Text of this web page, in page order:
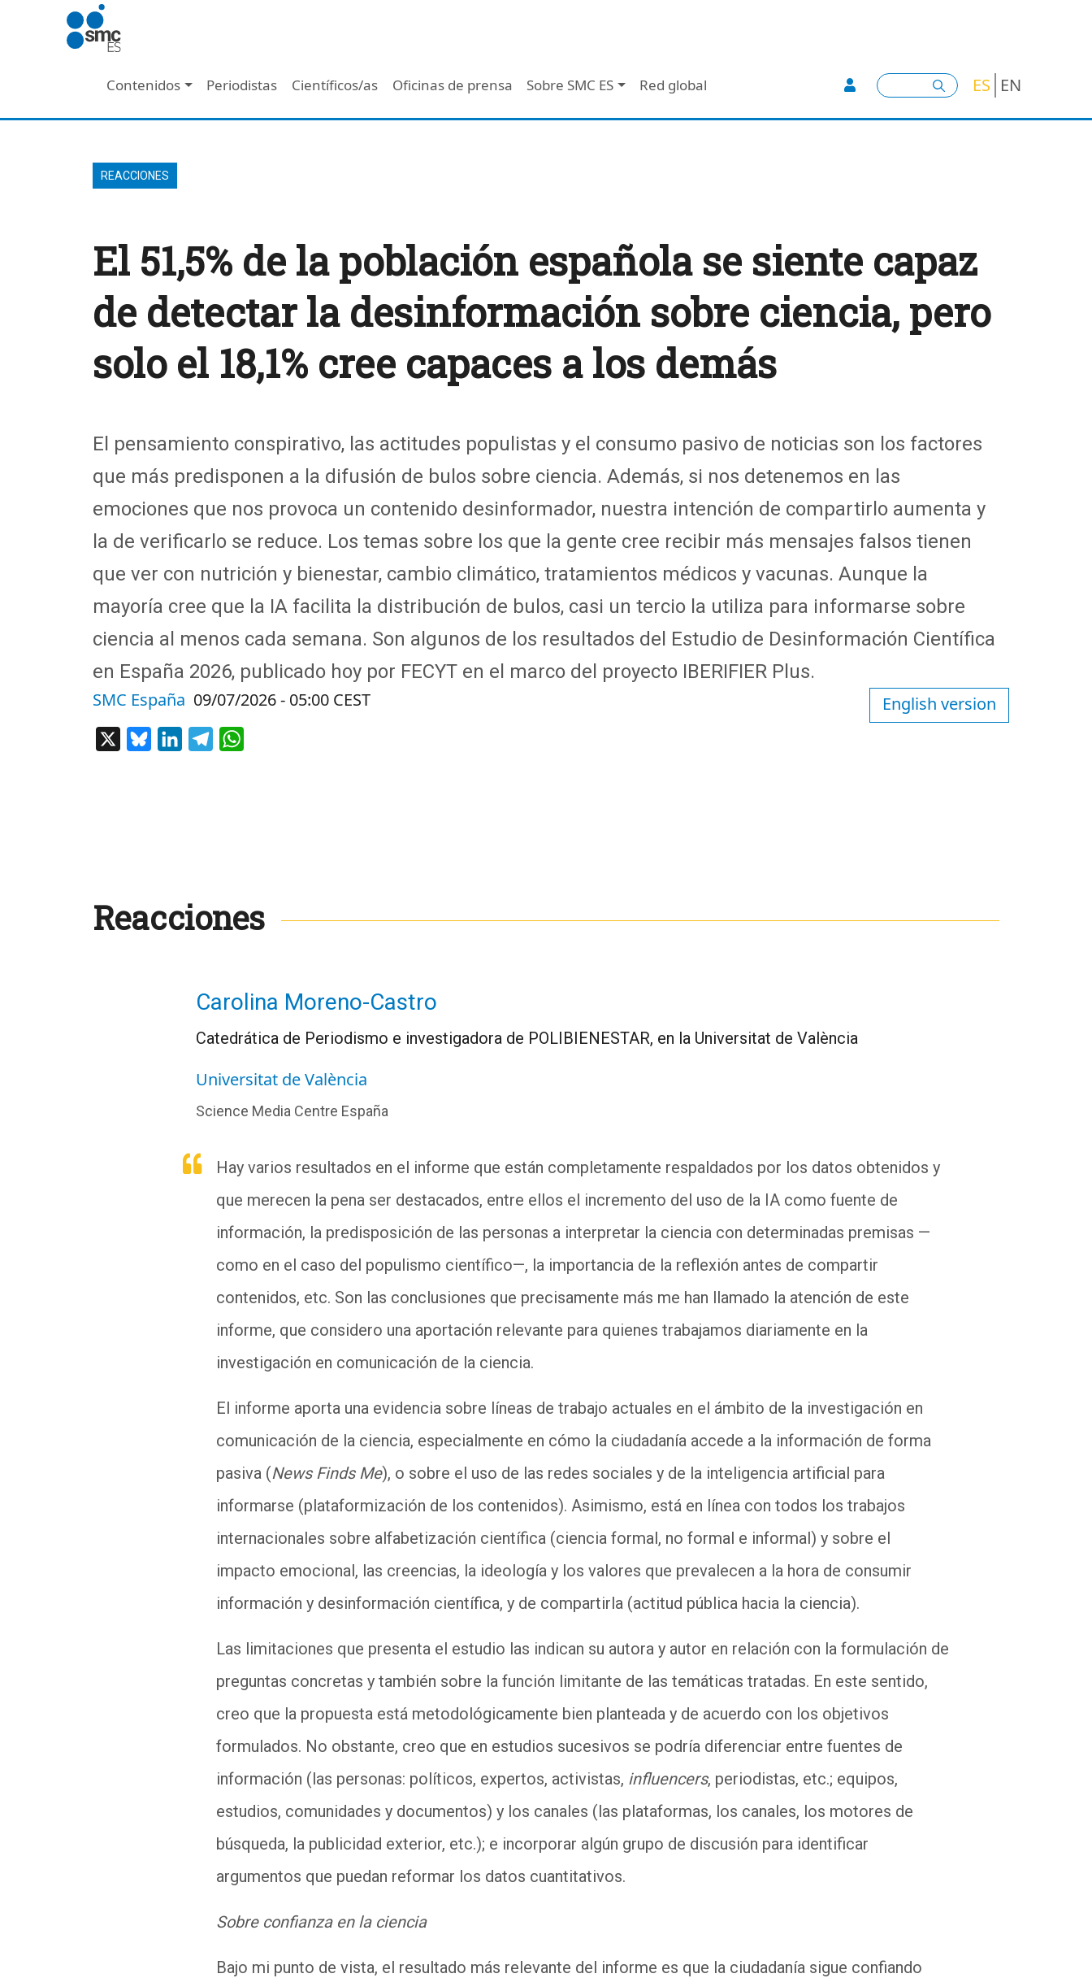
Pasar al contenido principal
Navegación principal - Header
Contenidos Periodistas Científicos/as Oficinas de prensa Sobre SMC ES Red global User account menu
Buscar ES EN
REACCIONES
El 51,5% de la población española se siente capaz
de detectar la desinformación sobre ciencia, pero
solo el 18,1% cree capaces a los demás
El pensamiento conspirativo, las actitudes populistas y el consumo pasivo de noticias son los factores
que más predisponen a la difusión de bulos sobre ciencia. Además, si nos detenemos en las
emociones que nos provoca un contenido desinformador, nuestra intención de compartirlo aumenta y
la de verificarlo se reduce. Los temas sobre los que la gente cree recibir más mensajes falsos tienen
que ver con nutrición y bienestar, cambio climático, tratamientos médicos y vacunas. Aunque la
mayoría cree que la IA facilita la distribución de bulos, casi un tercio la utiliza para informarse sobre
ciencia al menos cada semana. Son algunos de los resultados del Estudio de Desinformación Científica
en España 2026, publicado hoy por FECYT en el marco del proyecto IBERIFIER Plus.
SMC España 09/07/2026 - 05:00 CEST
BlueskyLinkedInTelegram
English version
Reacciones
Carolina Moreno-Castro
Catedrática de Periodismo e investigadora de POLIBIENESTAR, en la Universitat de València
Universitat de València
Science Media Centre España
Hay varios resultados en el informe que están completamente respaldados por los datos obtenidos y
que merecen la pena ser destacados, entre ellos el incremento del uso de la IA como fuente de
información, la predisposición de las personas a interpretar la ciencia con determinadas premisas —
como en el caso del populismo científico—, la importancia de la reflexión antes de compartir
contenidos, etc. Son las conclusiones que precisamente más me han llamado la atención de este
informe, que considero una aportación relevante para quienes trabajamos diariamente en la
investigación en comunicación de la ciencia.
El informe aporta una evidencia sobre líneas de trabajo actuales en el ámbito de la investigación en
comunicación de la ciencia, especialmente en cómo la ciudadanía accede a la información de forma
pasiva (News Finds Me), o sobre el uso de las redes sociales y de la inteligencia artificial para
informarse (plataformización de los contenidos). Asimismo, está en línea con todos los trabajos
internacionales sobre alfabetización científica (ciencia formal, no formal e informal) y sobre el
impacto emocional, las creencias, la ideología y los valores que prevalecen a la hora de consumir
información y desinformación científica, y de compartirla (actitud pública hacia la ciencia).
Las limitaciones que presenta el estudio las indican su autora y autor en relación con la formulación de
preguntas concretas y también sobre la función limitante de las temáticas tratadas. En este sentido,
creo que la propuesta está metodológicamente bien planteada y de acuerdo con los objetivos
formulados. No obstante, creo que en estudios sucesivos se podría diferenciar entre fuentes de
información (las personas: políticos, expertos, activistas, influencers, periodistas, etc.; equipos,
estudios, comunidades y documentos) y los canales (las plataformas, los canales, los motores de
búsqueda, la publicidad exterior, etc.); e incorporar algún grupo de discusión para identificar
argumentos que puedan reformar los datos cuantitativos.
Sobre confianza en la ciencia
Bajo mi punto de vista, el resultado más relevante del informe es que la ciudadanía sigue confiando